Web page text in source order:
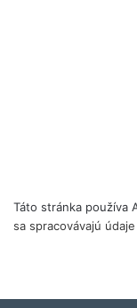
Táto stránka používa
sa spracovávajú